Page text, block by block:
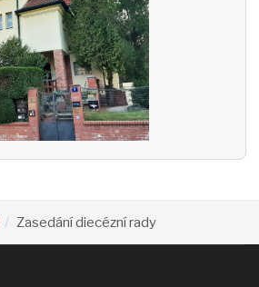
Zasedání diecézní rady